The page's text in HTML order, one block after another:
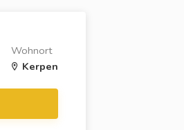
Wohnort
Kerpen